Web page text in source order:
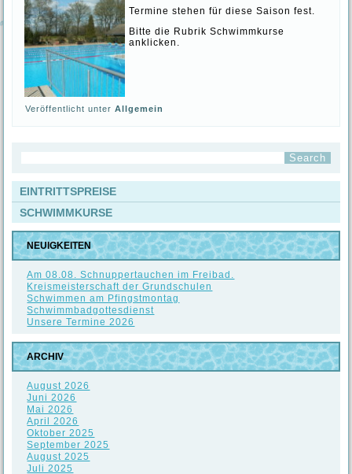
Termine stehen für diese Saison fest.
Bitte die Rubrik Schwimmkurse
anklicken.
Veröffentlicht unter Allgemein
EINTRITTSPREISE
SCHWIMMKURSE
NEUIGKEITEN
Am 08.08. Schnuppertauchen im Freibad.
Kreismeisterschaft der Grundschulen
Schwimmen am Pfingstmontag
Schwimmbadgottesdienst
Unsere Termine 2026
ARCHIV
August 2026
Juni 2026
Mai 2026
April 2026
Oktober 2025
September 2025
August 2025
Juli 2025